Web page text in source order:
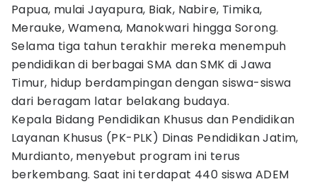
Papua, mulai Jayapura, Biak, Nabire, Timika,
Merauke, Wamena, Manokwari hingga Sorong.
Selama tiga tahun terakhir mereka menempuh
pendidikan di berbagai SMA dan SMK di Jawa
Timur, hidup berdampingan dengan siswa-siswa
dari beragam latar belakang budaya.
Kepala Bidang Pendidikan Khusus dan Pendidikan
Layanan Khusus (PK-PLK) Dinas Pendidikan Jatim,
Murdianto, menyebut program ini terus
berkembang. Saat ini terdapat 440 siswa ADEM